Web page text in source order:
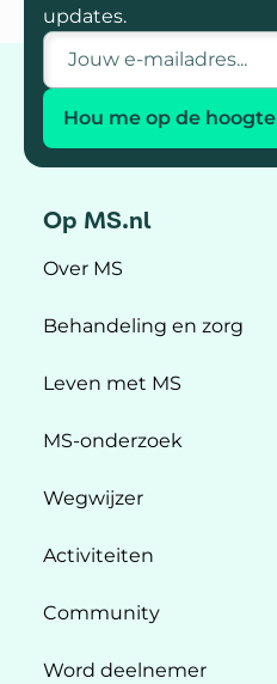
updates.
E-mailadres
Hou me op de hoogte
Op MS.nl
Over MS
Behandeling en zorg
Leven met MS
MS-onderzoek
Wegwijzer
Activiteiten
Community
Word deelnemer